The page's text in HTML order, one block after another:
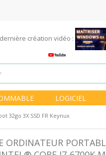
création vidéo :
LOGICIEL
32go 3X SSD FR Keynux
ORDINATEUR